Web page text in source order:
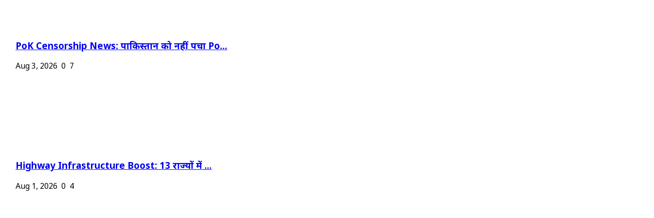
PoK Censorship News: पाकिस्तान को नहीं पचा Po...
Aug 3, 2026 0 7
Highway Infrastructure Boost: 13 राज्यों में ...
Aug 1, 2026 0 4